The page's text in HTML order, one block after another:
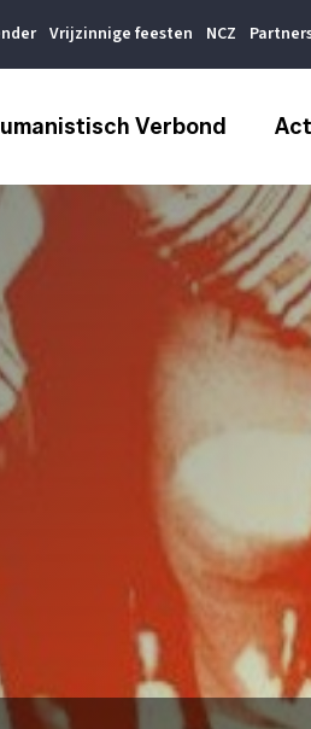
Vrijzinnige feesten NCZ
Verbond